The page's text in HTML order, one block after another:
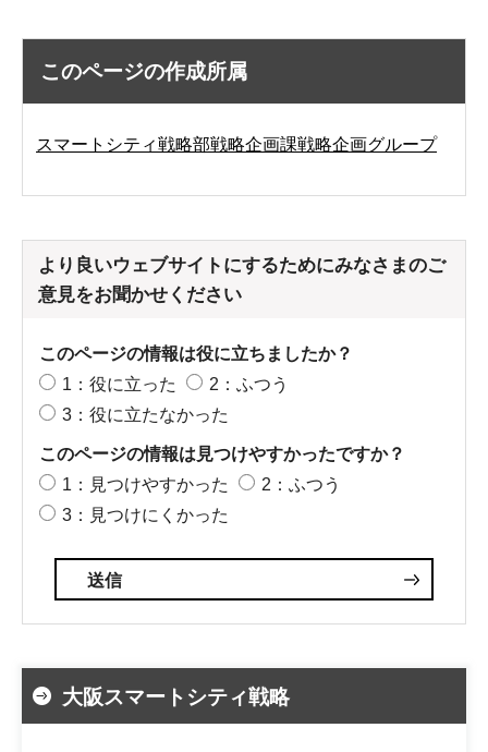
このページの作成所属
スマートシティ戦略部戦略企画課戦略企画グループ
より良いウェブサイトにするためにみなさまのご
意見をお聞かせください
このページの情報は役に立ちましたか？
1：役に立った
2：ふつう
3：役に立たなかった
このページの情報は見つけやすかったですか？
1：見つけやすかった
2：ふつう
3：見つけにくかった
大阪スマートシティ戦略